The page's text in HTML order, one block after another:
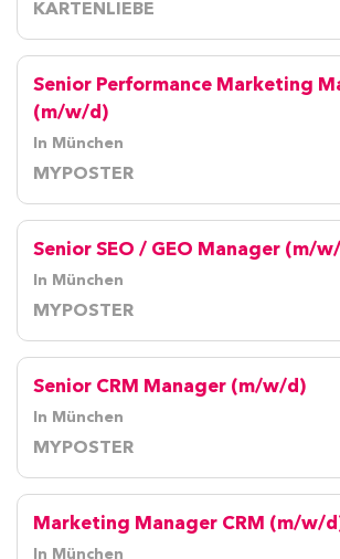
KARTENLIEBE
Senior Performance Marketing
(m/w/d)
In München
MYPOSTER
Senior SEO / GEO Manager (m/
In München
MYPOSTER
Senior CRM Manager (m/w/d)
In München
MYPOSTER
Marketing Manager CRM (m/w/
In München